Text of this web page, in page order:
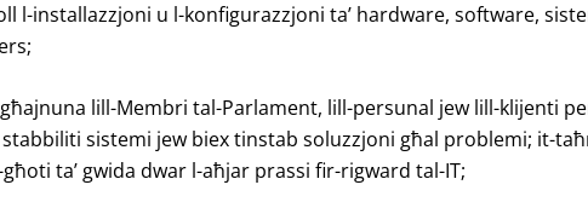
l-installazzjoni u l-konfigurazzjoni ta’ hardware, software,
lill-Membri tal-Parlament, lill-persunal jew lill-klijenti
sistemi jew biex tinstab soluzzjoni għal problemi; it-
ta’ gwida dwar l-aħjar prassi fir-rigward tal-IT;